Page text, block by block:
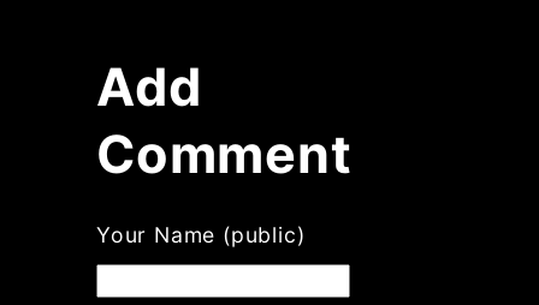
Add
Comment
Your Name (public)